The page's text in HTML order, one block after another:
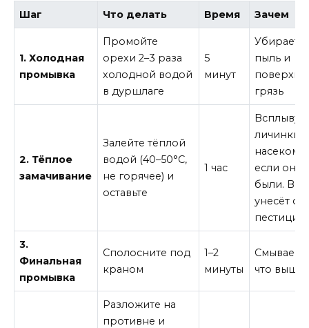
Шаг Что делать Время Зачем
1. Холодная
промывка
Промойте
орехи 2–3 раза
холодной водой
в дуршлаге
5
минут
пыль и
грязь
2. Тёплое
замачивание
Залейте тёплой
водой (40–50°C,
не горячее) и
оставьте
1 час
Всплывут
личинки
если они
были.
унесёт
3.
Финальная
промывка
Сполосните под
краном
1–2
минуты
Смываем
что
Разложите на
противне и